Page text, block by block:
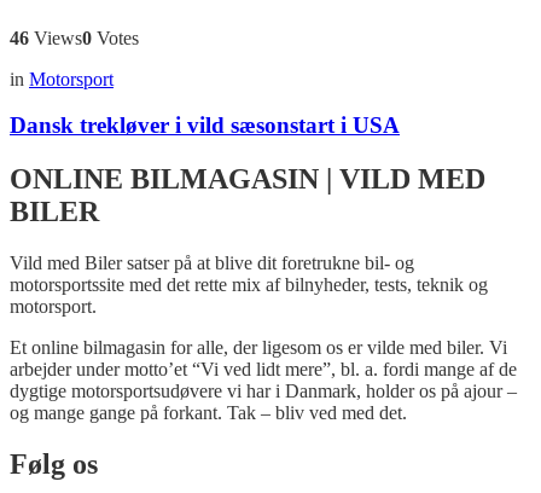
46 Views0 Votes
in Motorsport
Dansk trekløver i vild sæsonstart i USA
ONLINE BILMAGASIN | VILD MED
BILER
Vild med Biler satser på at blive dit foretrukne bil- og
motorsportssite med det rette mix af bilnyheder, tests, teknik og
motorsport.
Et online bilmagasin for alle, der ligesom os er vilde med biler. Vi
arbejder under motto’et “Vi ved lidt mere”, bl. a. fordi mange af de
dygtige motorsportsudøvere vi har i Danmark, holder os på ajour –
og mange gange på forkant. Tak – bliv ved med det.
Følg os